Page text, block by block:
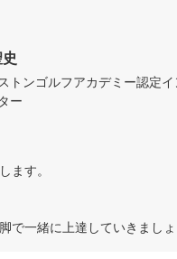
トンゴルフアカデミー認定イ
ー
ます。
で一緒に上達していきましょ